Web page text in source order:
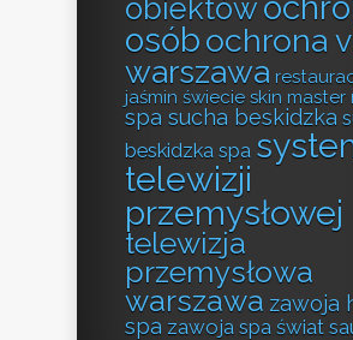
obiektów
osóbochrona
warszawa
jaśmin świecie skin master
spa sucha beskidzka
beskidzka spa
telewizji
przemysłowej
telewizja
przemysłowa
warszawa zawoja
spa zawoja spa świat